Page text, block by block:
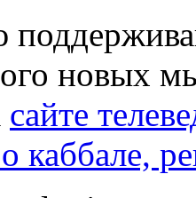
новых
сайте
каббале,